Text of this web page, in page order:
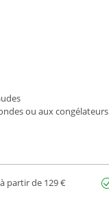
ou aux congélateurs
partir de 129 €